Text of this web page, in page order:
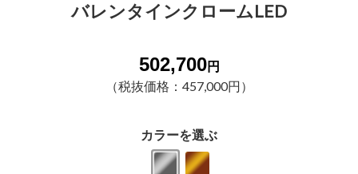
バレンタインクロームLED
502,700円
（税抜価格：457,000円）
カラーを選ぶ